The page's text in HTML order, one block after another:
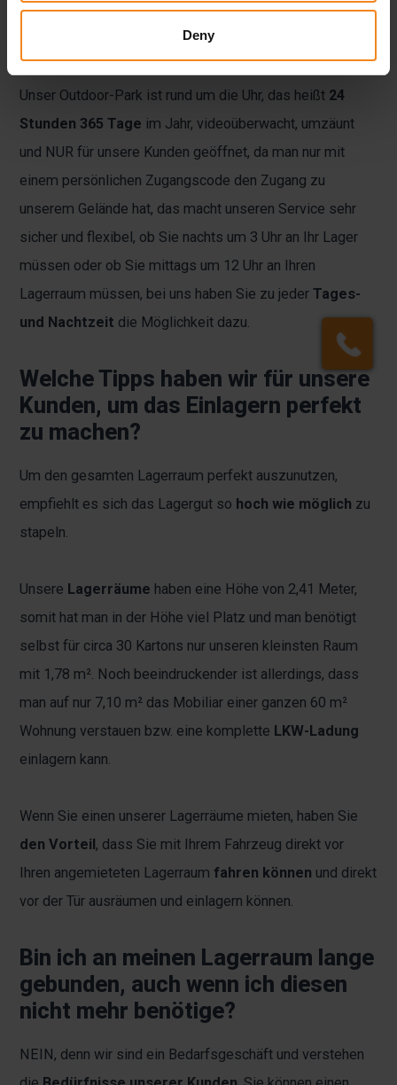
Deny
direkt an das gebuchte Lager fahren und machen so das
Einlagern schnell, bequem und einfach.
Unser Outdoor-Park ist rund um die Uhr, das heißt 24
Stunden 365 Tage im Jahr, videoüberwacht, umzäunt
und NUR für unsere Kunden geöffnet, da man nur mit
einem persönlichen Zugangscode den Zugang zu
unserem Gelände hat, das macht unseren Service sehr
sicher und flexibel, ob Sie nachts um 3 Uhr an Ihr Lager
müssen oder ob Sie mittags um 12 Uhr an Ihren
Lagerraum müssen, bei uns haben Sie zu jeder Tages-
und Nachtzeit die Möglichkeit dazu.
Welche Tipps haben wir für unsere
Kunden, um das Einlagern perfekt
zu machen?
Um den gesamten Lagerraum perfekt auszunutzen,
empfiehlt es sich das Lagergut so hoch wie möglich zu
stapeln.
Unsere Lagerräume haben eine Höhe von 2,41 Meter,
somit hat man in der Höhe viel Platz und man benötigt
selbst für circa 30 Kartons nur unseren kleinsten Raum
mit 1,78 m². Noch beeindruckender ist allerdings, dass
man auf nur 7,10 m² das Mobiliar einer ganzen 60 m²
Wohnung verstauen bzw. eine komplette LKW-Ladung
einlagern kann.
Wenn Sie einen unserer Lagerräume mieten, haben Sie
den Vorteil, dass Sie mit Ihrem Fahrzeug direkt vor
Ihren angemieteten Lagerraum fahren können und direkt
vor der Tür ausräumen und einlagern können.
Bin ich an meinen Lagerraum lange
gebunden, auch wenn ich diesen
nicht mehr benötige?
NEIN, denn wir sind ein Bedarfsgeschäft und verstehen